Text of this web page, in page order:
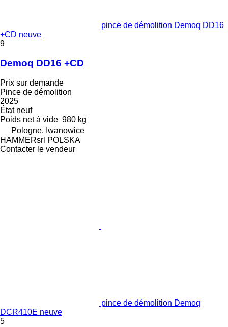
pince de démolition Demoq DD16
+CD neuve
9
Demoq DD16 +CD
Prix sur demande
Pince de démolition
2025
Étatneuf
Poids net à vide 980 kg
Pologne, Iwanowice
HAMMERsrl POLSKA
Contacter le vendeur
pince de démolition Demoq
DCR410E neuve
5